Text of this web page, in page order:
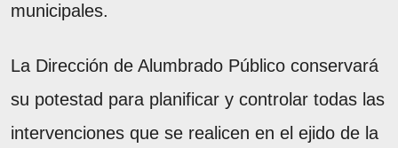
municipales.
La Dirección de Alumbrado Público conservará
su potestad para planificar y controlar todas las
intervenciones que se realicen en el ejido de la